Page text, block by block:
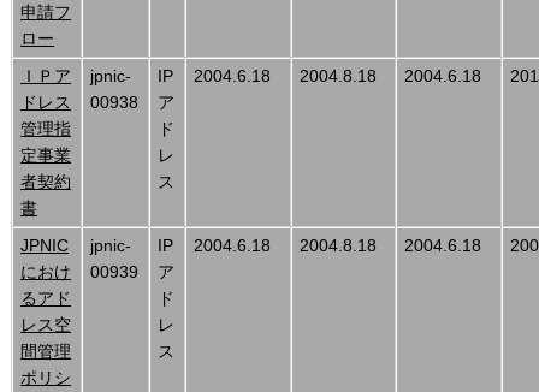
申請フ
ロー
ＩＰア
ドレス
管理指
定事業
者契約
書
jpnic-
00938
IP
ア
ド
レ
ス
2004.6.18 2004.8.18 2004.6.18
JPNIC
におけ
るアド
レス空
間管理
ポリシ
jpnic-
00939
IP
ア
ド
レ
ス
2004.6.18 2004.8.18 2004.6.18